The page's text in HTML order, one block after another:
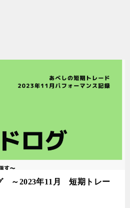
～2023年11月 短期トレー